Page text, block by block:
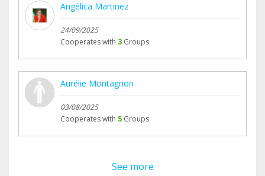
Angélica Martinez
24/09/2025
Cooperates with 3 Groups
Aurélie Montagnon
03/08/2025
Cooperates with 5 Groups
See more